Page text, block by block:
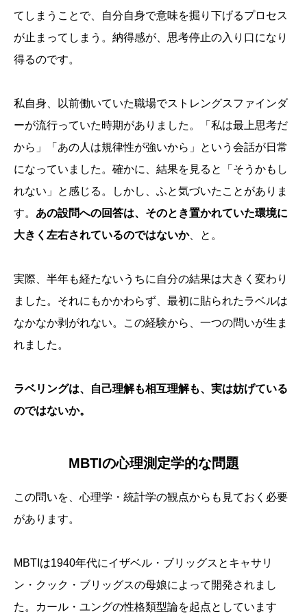
てしまうことで、自分自身で意味を掘り下げるプロセス
が止まってしまう。納得感が、思考停止の入り口になり
得るのです。
私自身、以前働いていた職場でストレングスファインダ
ーが流行っていた時期がありました。「私は最上思考だ
から」「あの人は規律性が強いから」という会話が日常
になっていました。確かに、結果を見ると「そうかもし
れない」と感じる。しかし、ふと気づいたことがありま
す。 あの設問への回答は、そのとき置かれていた環境に
大きく左右されているのではないか、と。
実際、半年も経たないうちに自分の結果は大きく変わり
ました。それにもかかわらず、最初に貼られたラベルは
なかなか剥がれない。この経験から、一つの問いが生ま
れました。
ラベリングは、自己理解も相互理解も、実は妨げている
のではないか。
MBTIの心理測定学的な問題
この問いを、心理学・統計学の観点からも見ておく必要
があります。
MBTIは1940年代にイザベル・ブリッグスとキャサリ
ン・クック・ブリッグスの母娘によって開発されまし
た。カール・ユングの性格類型論を起点としています